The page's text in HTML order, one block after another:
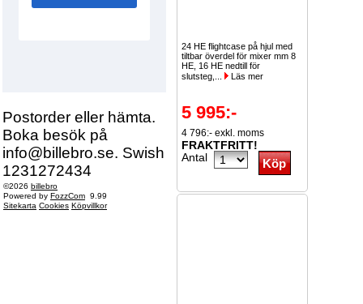
Postorder eller hämta.
Boka besök på
info@billebro.se. Swish
1231272434
©2026 billebro
Powered by FozzCom 9.99
Sitekarta Cookies Köpvillkor
24 HE flightcase på hjul med
tiltbar överdel för mixer mm 8
HE, 16 HE nedtill för
slutsteg,...
Läs mer
5 995:-
4 796:- exkl. moms
FRAKTFRITT!
Antal